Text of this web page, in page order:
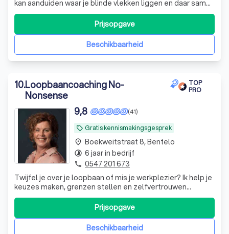
kan aanduiden waar je blinde vlekken liggen en daar samen
met je aan gaat werken."
Beschikbaarheid
Prijsopgave
10.Loopbaancoaching No-
Nonsense
TOP
PRO
local_offer Gratis kennismakingsgesprek
(41)
9,8
Twijfel je over je loopbaan of mis je werkplezier? Ik help je
keuzes maken, grenzen stellen en zelfvertrouwen
opbouwen, zodat jij weer stevig in je schoenen staat en
met plezier en rust vooruit kunt.
Beschikbaarheid
Prijsopgave
place Boekweitstraat 8, Bentelo
timelapse 6 jaar in bedrijf
phone 0547 201 673